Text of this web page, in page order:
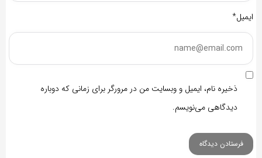
ایمیل*
ذخیره نام، ایمیل و وبسایت من در مرورگر برای زمانی که دوباره
دیدگاهی می‌نویسم.